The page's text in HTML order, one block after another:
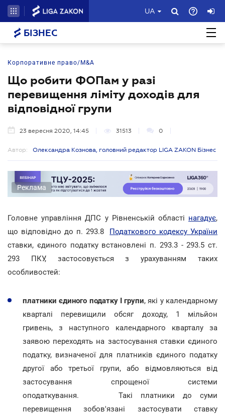
UA
БІЗНЕС
Корпоративне право/M&A
Що робити ФОПам у разі
перевищення ліміту доходів для
відповідної групи
23 вересня 2020, 14:45 31513 0
Автор: Олександра Кознова, головний редактор LIGA ZAKON Бізнес
Реклама
Головне управління ДПС у Рівненській області нагадує,
що відповідно до п. 293.8 Податкового кодексу України
ставки, єдиного податку встановлені п. 293.3 - 293.5 ст.
293 ПКУ, застосовується з урахуванням таких
особливостей:
платники єдиного податку I групи, які у календарному
кварталі перевищили обсяг доходу, 1 мільйон
гривень, з наступного календарного кварталу за
заявою переходять на застосування ставки єдиного
податку, визначеної для платників єдиного податку
другої або третьої групи, або відмовляються від
застосування спрощеної системи
оподаткування. Такі платники до суми
перевищення зобов'язані застосувати ставку